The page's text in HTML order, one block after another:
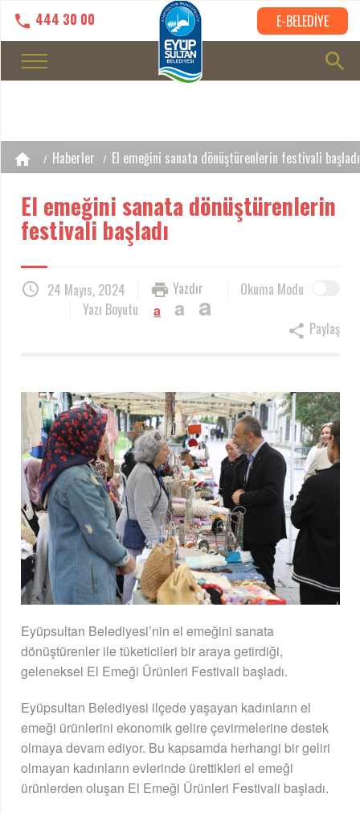
444 30 00 E-BELEDİYE
Haberler El emeğini sanata dönüştürenlerin festivali başladı
El emeğini sanata dönüştürenlerin
festivali başladı
24 Mayıs, 2024 Okuma Modu
Yazdır
Yazı Boyutu
a a a
Paylaş
Eyüpsultan Belediyesi’nin el emeğini sanata
dönüştürenler ile tüketicileri bir araya getirdiği,
geleneksel El Emeği Ürünleri Festivali başladı.
Eyüpsultan Belediyesi ilçede yaşayan kadınların el
emeği ürünlerini ekonomik gelire çevirmelerine destek
olmaya devam ediyor. Bu kapsamda herhangi bir geliri
olmayan kadınların evlerinde ürettikleri el emeği
ürünlerden oluşan El Emeği Ürünleri Festivali başladı.